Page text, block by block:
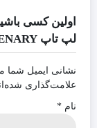
اولین کسی
لپ تاپ MERCENARY ریزر”
نشانی ایمیل شما
علامت‌گذاری
نام *